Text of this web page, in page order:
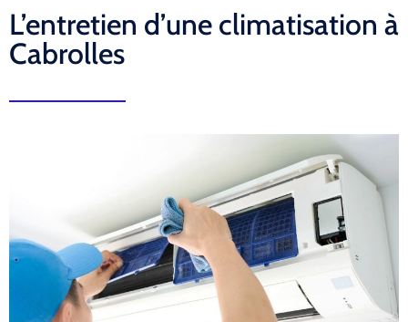
L’entretien d’une climatisation à
Cabrolles